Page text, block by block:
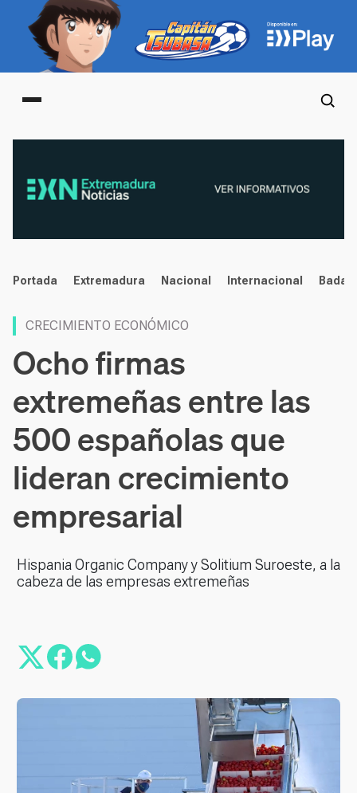
Main menu
noticias
Portada Extremadura Nacional Internacional
CRECIMIENTO ECONÓMICO
Ocho firmas
extremeñas entre las
500 españolas que
lideran crecimiento
empresarial
Hispania Organic Company y Solitium Suroeste, a la
cabeza de las empresas extremeñas